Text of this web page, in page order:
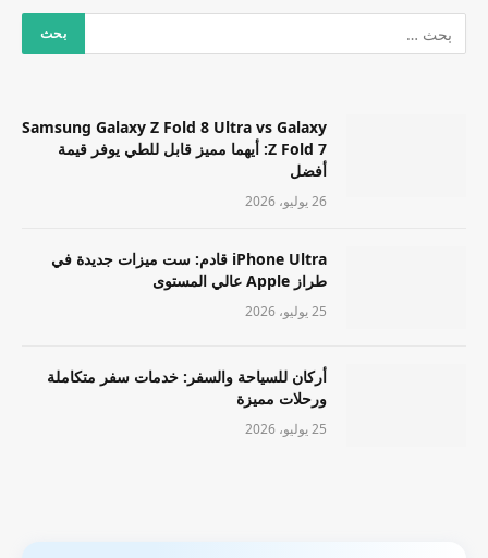
Samsung Galaxy Z Fold 8 Ultra vs Galaxy
Z Fold 7: أيهما مميز قابل للطي يوفر قيمة
أفضل
26 يوليو، 2026
iPhone Ultra قادم: ست ميزات جديدة في
طراز Apple عالي المستوى
25 يوليو، 2026
أركان للسياحة والسفر: خدمات سفر متكاملة
ورحلات مميزة
25 يوليو، 2026